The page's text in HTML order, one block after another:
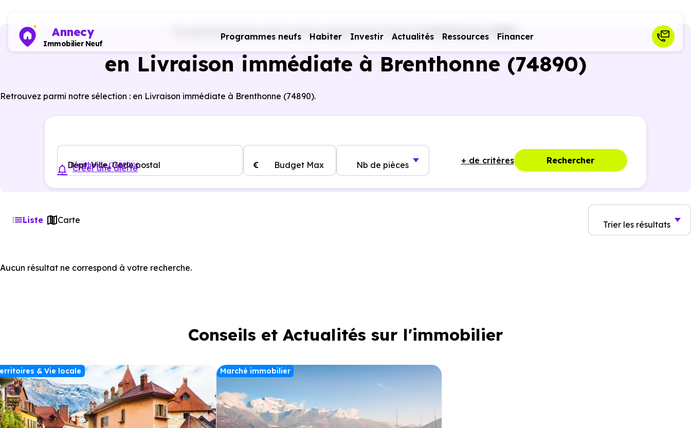
Annecy
Immobilier Neuf
Programmes neufs Habiter Investir Actualités Ressources Financer
Programmes neufs Livraison rapide Haute-Savoie (74) Brenthonne (74890)
en Livraison immédiate à Brenthonne (74890)
Retrouvez parmi notre sélection : en Livraison immédiate à Brenthonne (74890).
Dépt, Ville, Code postal
Brenthonne (74890) Budget Max
€ Nb de pièces + de critères Rechercher
Créer une alerte
Liste Carte Trier les résultats
Aucun résultat ne correspond à votre recherche.
Conseils et Actualités sur l'immobilier
& Vie locale Marché immobilier